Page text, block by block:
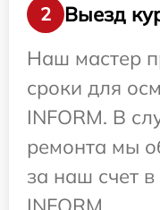
2
Выезд
Наш мастер
сроки для
INFORM. В
ремонта мы
за наш счет